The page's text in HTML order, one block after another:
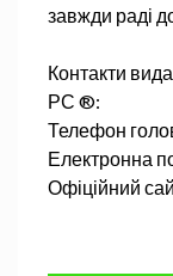
завжди раді
Контакти
РС ®:
Телефон
Електронна
Офіційний